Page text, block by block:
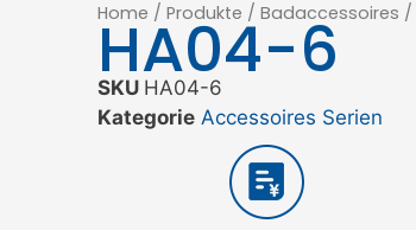
Home / Produkte / Badaccessoires /
HA04-6
SKU HA04-6
Kategorie Accessoires Serien